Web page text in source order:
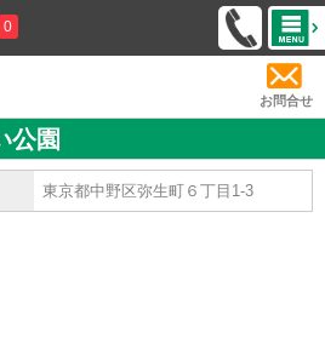
0
お問合せ
公園
東京都中野区弥生町６丁目1-3